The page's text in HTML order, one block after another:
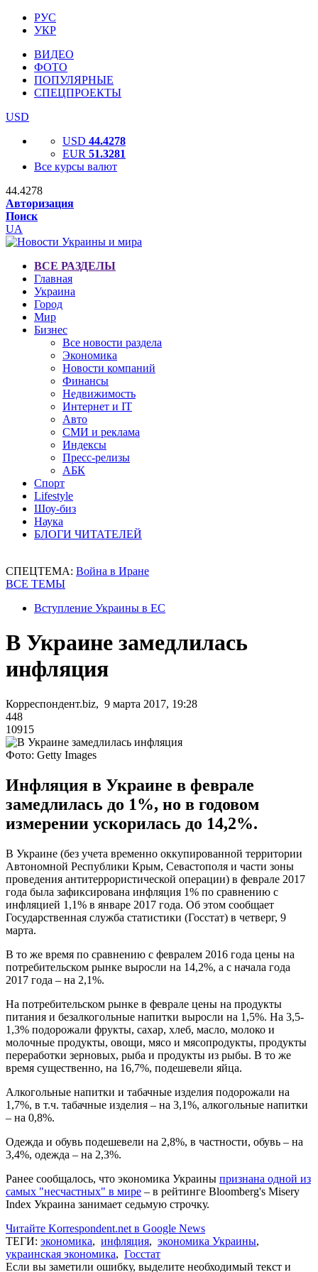
РУС
УКР
ВИДЕО
ФОТО
ПОПУЛЯРНЫЕ
СПЕЦПРОЕКТЫ
USD
USD 44.4278
EUR 51.3281
Все курсы валют
44.4278
Авторизация
Поиск
UA
ВСЕ РАЗДЕЛЫ
Главная
Украина
Город
Мир
Бизнес
Все новости раздела
Экономика
Новости компаний
Финансы
Недвижимость
Интернет и IT
Авто
СМИ и реклама
Индексы
Пресс-релизы
АБК
Спорт
Lifestyle
Шоу-биз
Наука
БЛОГИ ЧИТАТЕЛЕЙ
СПЕЦТЕМА: Война в Иране
ВСЕ ТЕМЫ
Вступление Украины в ЕС
В Украине замедлилась
инфляция
Корреспондент.biz, 9 марта 2017, 19:28
448
10915
Фото: Getty Images
Инфляция в Украине в феврале
замедлилась до 1%, но в годовом
измерении ускорилась до 14,2%.
В Украине (без учета временно оккупированной территории
Автономной Республики Крым, Севастополя и части зоны
проведения антитеррористической операции) в феврале 2017
года была зафиксирована инфляция 1% по сравнению с
инфляцией 1,1% в январе 2017 года. Об этом сообщает
Государственная служба статистики (Госстат) в четверг, 9
марта.
В то же время по сравнению с февралем 2016 года цены на
потребительском рынке выросли на 14,2%, а с начала года
2017 года – на 2,1%.
На потребительском рынке в феврале цены на продукты
питания и безалкогольные напитки выросли на 1,5%. На 3,5-
1,3% подорожали фрукты, сахар, хлеб, масло, молоко и
молочные продукты, овощи, мясо и мясопродукты, продукты
переработки зерновых, рыба и продукты из рыбы. В то же
время существенно, на 16,7%, подешевели яйца.
Алкогольные напитки и табачные изделия подорожали на
1,7%, в т.ч. табачные изделия – на 3,1%, алкогольные напитки
– на 0,8%.
Одежда и обувь подешевели на 2,8%, в частности, обувь – на
3,4%, одежда – на 2,3%.
Ранее сообщалось, что экономика Украины признана одной из
самых "несчастных" в мире – в рейтинге Bloomberg's Misery
Index Украина занимает седьмую строчку.
Читайте Korrespondent.net в Google News
ТЕГИ: экономика, инфляция, экономика Украины,
украинская экономика, Госстат
Если вы заметили ошибку, выделите необходимый текст и